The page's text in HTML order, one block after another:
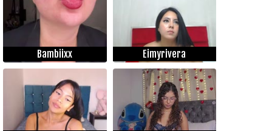
Bambiixx Eimyrivera